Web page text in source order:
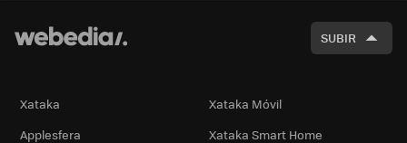
SUBIR
Xataka
Xataka Móvil
Applesfera
Xataka Smart Home